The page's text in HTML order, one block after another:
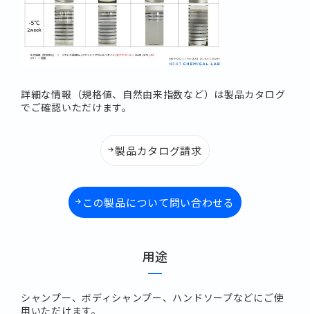
詳細な情報（規格値、自然由来指数など）は製品カタログ
でご確認いただけます。
製品カタログ請求
この製品について問い合わせる
用途
シャンプー、ボディシャンプー、ハンドソープなどにご使
用いただけます。